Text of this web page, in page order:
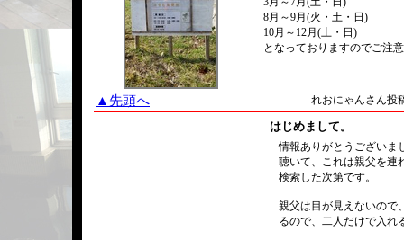
8月～9月(火・土・日)
10月～12月(土・日)
となっておりますのでご注
▲先頭へ れおにゃんさん投
はじめまして。
情報ありがとうございま
聴いて、これは親父を連
検索した次第です。
親父は目が見えないので
るので、二人だけで入れ